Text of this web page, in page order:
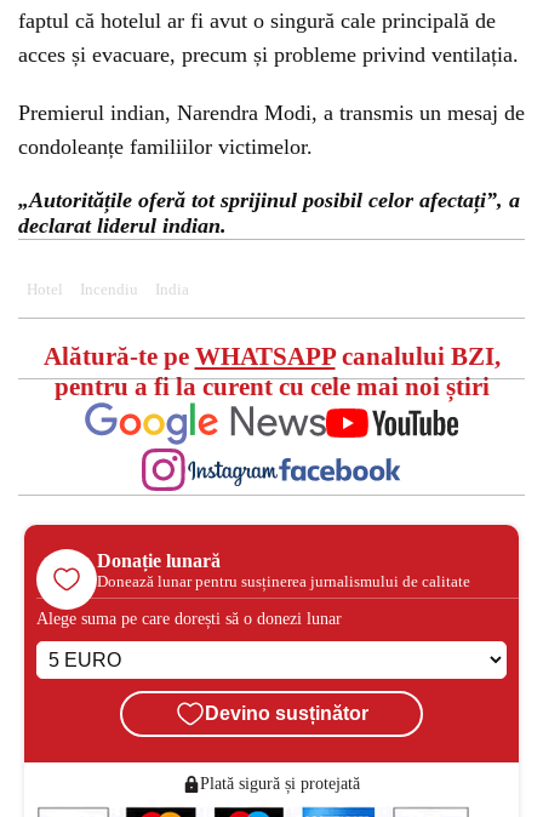
faptul că hotelul ar fi avut o singură cale principală de
acces și evacuare, precum și probleme privind ventilația.
Premierul indian, Narendra Modi, a transmis un mesaj de
condoleanțe familiilor victimelor.
„Autoritățile oferă tot sprijinul posibil celor afectați”, a
declarat liderul indian.
Hotel Incendiu India
Alătură-te pe WHATSAPPcanalului BZI,
pentru a fi la curent cu cele mai noi știri
Donație lunară
Donează lunar pentru susținerea jurnalismului de calitate
Alege suma pe care dorești să o donezi lunar
Devino susținător
Plată sigură și protejată